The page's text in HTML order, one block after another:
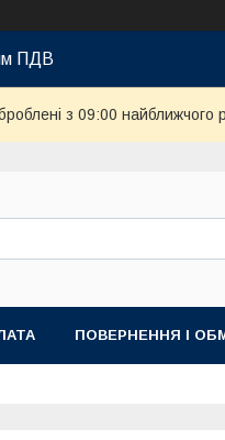
ПДВ
з 09:00 найближчого
ПОВЕРНЕННЯ І